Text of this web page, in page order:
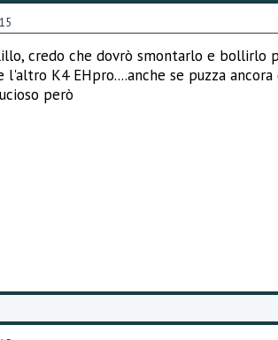
credo che dovrò smontarlo e
l'altro K4 EHpro....anche se puzza
però